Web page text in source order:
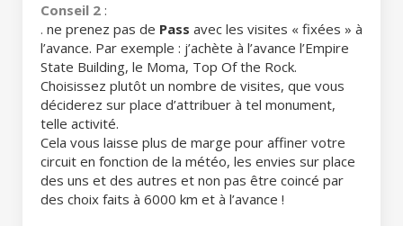
Conseil 2 :
. ne prenez pas de Pass avec les visites « fixées » à
l’avance. Par exemple : j’achète à l’avance l’Empire
State Building, le Moma, Top Of the Rock.
Choisissez plutôt un nombre de visites, que vous
déciderez sur place d’attribuer à tel monument,
telle activité.
Cela vous laisse plus de marge pour affiner votre
circuit en fonction de la météo, les envies sur place
des uns et des autres et non pas être coincé par
des choix faits à 6000 km et à l’avance !